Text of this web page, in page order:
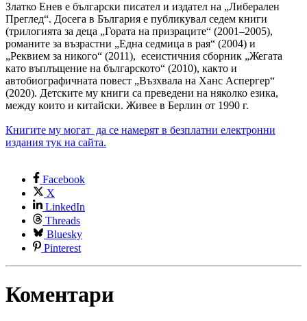
Златко Енев е български писател и издател на „Либерален
Преглед“. Досега в България е публикувал седем книги
(трилогията за деца „Гората на призраците“ (2001–2005),
романите за възрастни „Една седмица в рая“ (2004) и
„Реквием за никого“ (2011), есеистичния сборник „Жегата
като въплъщение на българското“ (2010), както и
автобиографичната повест „Възхвала на Ханс Аспергер“
(2020). Детските му книги са преведени на няколко езика,
между които и китайски. Живее в Берлин от 1990 г.
Книгите му могат да се намерят в безплатни електронни
издания тук на сайта.
Facebook
X
LinkedIn
Threads
Bluesky
Pinterest
Коментари